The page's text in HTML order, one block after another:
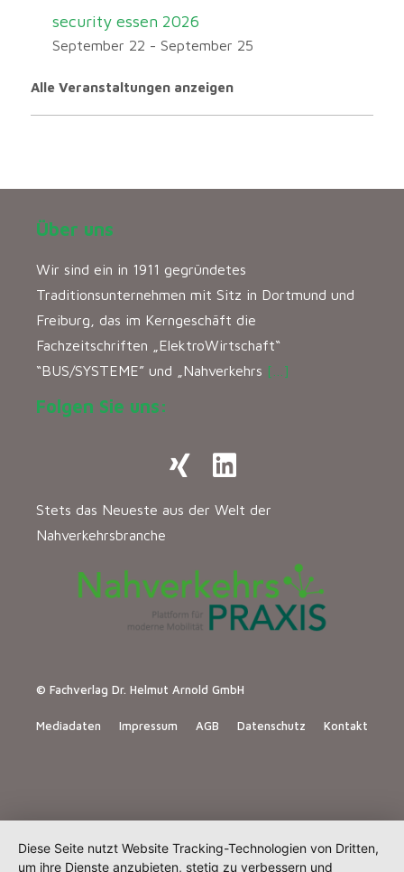
security essen 2026
September 22 - September 25
Alle Veranstaltungen anzeigen
Über uns
Wir sind ein in 1911 gegründetes
Traditionsunternehmen mit Sitz in Dortmund und
Freiburg, das im Kerngeschäft die
Fachzeitschriften „ElektroWirtschaft“
“BUS/SYSTEME” und „Nahverkehrs […]
Folgen Sie uns:
Stets das Neueste aus der Welt der
Nahverkehrsbranche
© Fachverlag Dr. Helmut Arnold GmbH
Mediadaten Impressum AGB Datenschutz Kontakt
Diese Seite nutzt Website Tracking-Technologien von Dritten,
um ihre Dienste anzubieten, stetig zu verbessern und